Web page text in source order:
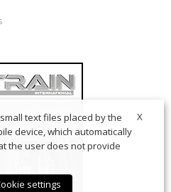
X
text files placed by the
device, which automatically
the user does not provide
settings